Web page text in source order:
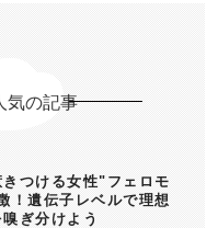
気の記事
きつける女性"フェロモ
！遺伝子レベルで理想
ぎ分けよう